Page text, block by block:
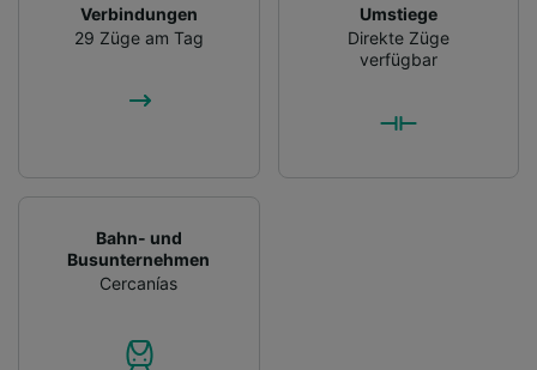
Verbindungen
29 Züge am Tag
Umstiege
Direkte Züge
verfügbar
Bahn- und
Busunternehmen
Cercanías